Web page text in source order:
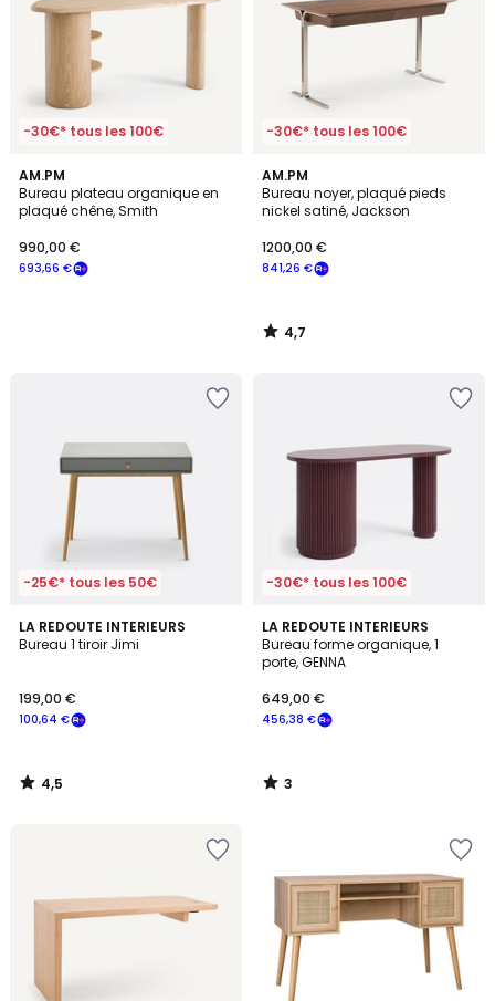
-30€* tous les 100€
AM.PM
Bureau plateau organique en
plaqué chêne, Smith
693,66 €
990,00 €
-30€* tous les 100€
AM.PM
Bureau noyer, plaqué pieds
nickel satiné, Jackson
841,26 €
1200,00 €
4,7
/ 5
4,7
/
-25€* tous les 50€
LA REDOUTE INTERIEURS
Bureau 1 tiroir Jimi
100,64 €
199,00 €
4,5
/ 5
4,5
/
-30€* tous les 100€
LA REDOUTE INTERIEURS
Bureau forme organique, 1
porte, GENNA
456,38 €
649,00 €
3
/
5
3
/